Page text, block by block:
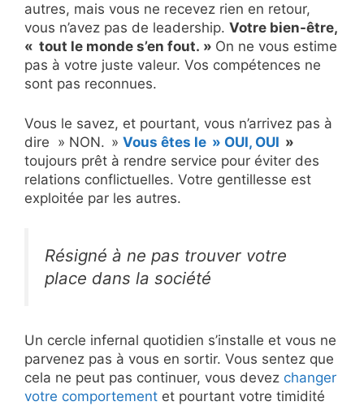
autres, mais vous ne recevez rien en retour,
vous n’avez pas de leadership. Votre bien-être,
« tout le monde s’en fout. » On ne vous estime
pas à votre juste valeur. Vos compétences ne
sont pas reconnues.
Vous le savez, et pourtant, vous n’arrivez pas à
dire » NON. » Vous êtes le » OUI, OUI »
toujours prêt à rendre service pour éviter des
relations conflictuelles. Votre gentillesse est
exploitée par les autres.
Résigné à ne pas trouver votre
place dans la société
Un cercle infernal quotidien s’installe et vous ne
parvenez pas à vous en sortir. Vous sentez que
cela ne peut pas continuer, vous devez changer
votre comportement et pourtant votre timidité